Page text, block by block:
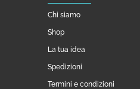
Chi siamo
Shop
La tua idea
Spedizioni
Termini e condizioni